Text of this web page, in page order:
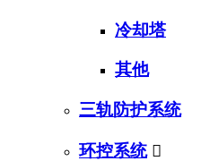
冷却塔
其他
三轨防护系统
环控系统 